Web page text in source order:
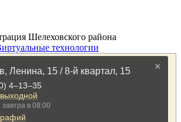
Шелеховского района
технологии